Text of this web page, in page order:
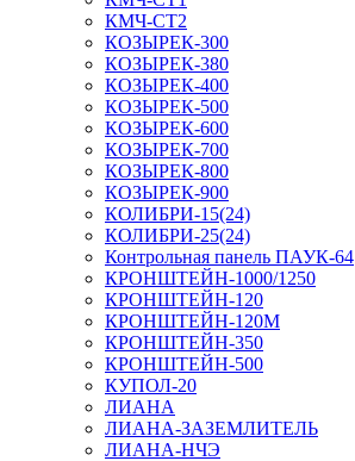
КМЧ-СТ2
КОЗЫРЕК-300
КОЗЫРЕК-380
КОЗЫРЕК-400
КОЗЫРЕК-500
КОЗЫРЕК-600
КОЗЫРЕК-700
КОЗЫРЕК-800
КОЗЫРЕК-900
КОЛИБРИ-15(24)
КОЛИБРИ-25(24)
Контрольная панель ПАУК-64
КРОНШТЕЙН-1000/1250
КРОНШТЕЙН-120
КРОНШТЕЙН-120М
КРОНШТЕЙН-350
КРОНШТЕЙН-500
КУПОЛ-20
ЛИАНА
ЛИАНА-ЗАЗЕМЛИТЕЛЬ
ЛИАНА-НЧЭ